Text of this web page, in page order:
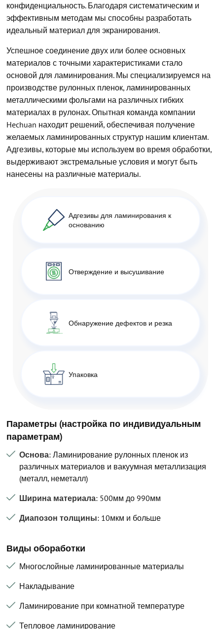
конфиденциальность. Благодаря систематическим и
эффективным методам мы способны разработать
идеальный материал для экранирования.
Успешное соединение двух или более основных
материалов с точными характеристиками стало
основой для ламинирования. Мы специализируемся на
производстве рулонных пленок, ламинированных
металлическими фольгами на различных гибких
материалах в рулонах. Опытная команда компании
Hechuan находит решений, обеспечивая получение
желаемых ламинированных структур нашим клиентам.
Адгезивы, которые мы используем во время обработки,
выдерживают экстремальные условия и могут быть
нанесены на различные материалы.
Адгезивы для ламинирования к
основанию
Отверждение и высушивание
Обнаружение дефектов и резка
Упаковка
Параметры (настройка по индивидуальным
параметрам)
Основа: Ламинирование рулонных пленок из
различных материалов и вакуумная металлизация
(металл, неметалл)
Ширина материала: 500мм до 990мм
Диапозон толщины: 10мкм и больше
Виды обоработки
Многослойные ламинированные материалы
Накладывание
Ламинирование при комнатной температуре
Тепловое ламинирование